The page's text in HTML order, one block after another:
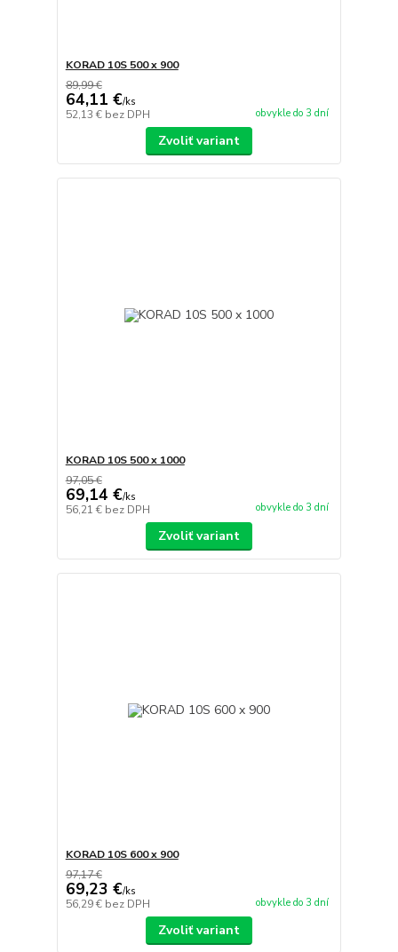
KORAD 10S 500 x 900
89,99 €
64,11 €/ks
52,13 € bez DPH obvykle do 3 dní
Zvoliť variant
KORAD 10S 500 x 1000
97,05 €
69,14 €/ks
56,21 € bez DPH obvykle do 3 dní
Zvoliť variant
KORAD 10S 600 x 900
97,17 €
69,23 €/ks
56,29 € bez DPH obvykle do 3 dní
Zvoliť variant